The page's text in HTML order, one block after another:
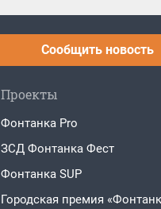
Сообщить новость
Проекты
Фонтанка Pro
ЗСД Фонтанка Фест
Фонтанка SUP
Городская премия